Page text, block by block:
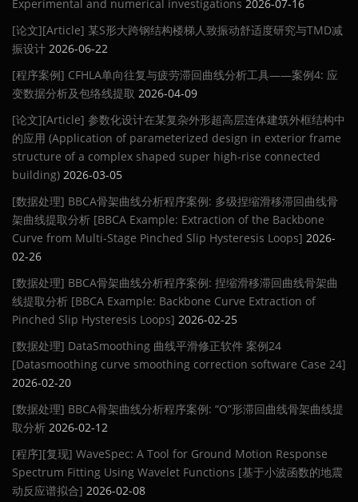
Experimental and numerical investigations 2026-07-16
[论文][Article] 某S形大跨钢结构楼梯人致振动舒适度研究与TMD减
振设计 2026-06-22
[程序案例] CFHLA单向往复与疲劳滞回曲线分析工具——案例4: 应
变数据分析及包络线提取 2026-04-09
[论文][Article] 参数化设计在某复杂外形超高层连体建筑外框结构中
的应用 (Application of parameterized design in exterior frame
structure of a complex shaped super high-rise connected
building) 2026-03-05
[数据处理] BBCA骨架曲线分析程序案例: 多级捏缩滑移滞回曲线骨
架曲线提取分析 [BBCA Example: Extraction of the Backbone
Curve from Multi-Stage Pinched Slip Hysteresis Loops] 2026-
02-26
[数据处理] BBCA骨架曲线分析程序案例: 捏缩滑移滞回曲线骨架曲
线提取分析 [BBCA Example: Backbone Curve Extraction of
Pinched Slip Hysteresis Loops] 2026-02-25
[数据处理] DataSmoothing 曲线平滑修正软件 案例24
[Datasmoothing curve smoothing correction software Case 24]
2026-02-20
[数据处理] BBCA骨架曲线分析程序案例: “O”形滞回曲线骨架曲线提
取分析 2026-02-12
[程序][复现] WaveSpec: A Tool for Ground Motion Response
Spectrum Fitting Using Wavelet Functions [基于小波函数的地震
动反应谱拟合] 2026-02-08